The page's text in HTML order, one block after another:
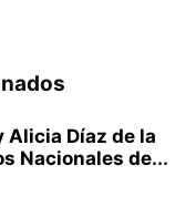
Alicia Díaz de la
Nacionales de...